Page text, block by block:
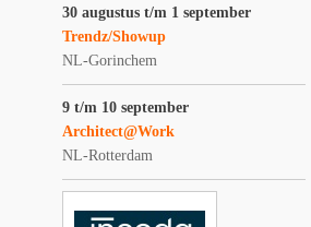
30 augustus t/m 1 september
Trendz/Showup
NL-Gorinchem
9 t/m 10 september
Architect@Work
NL-Rotterdam